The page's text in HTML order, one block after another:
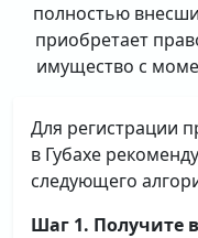
полностью
приобретает
имущество с
Для регистрации
в Губахе
следующего
Шаг 1. Получите